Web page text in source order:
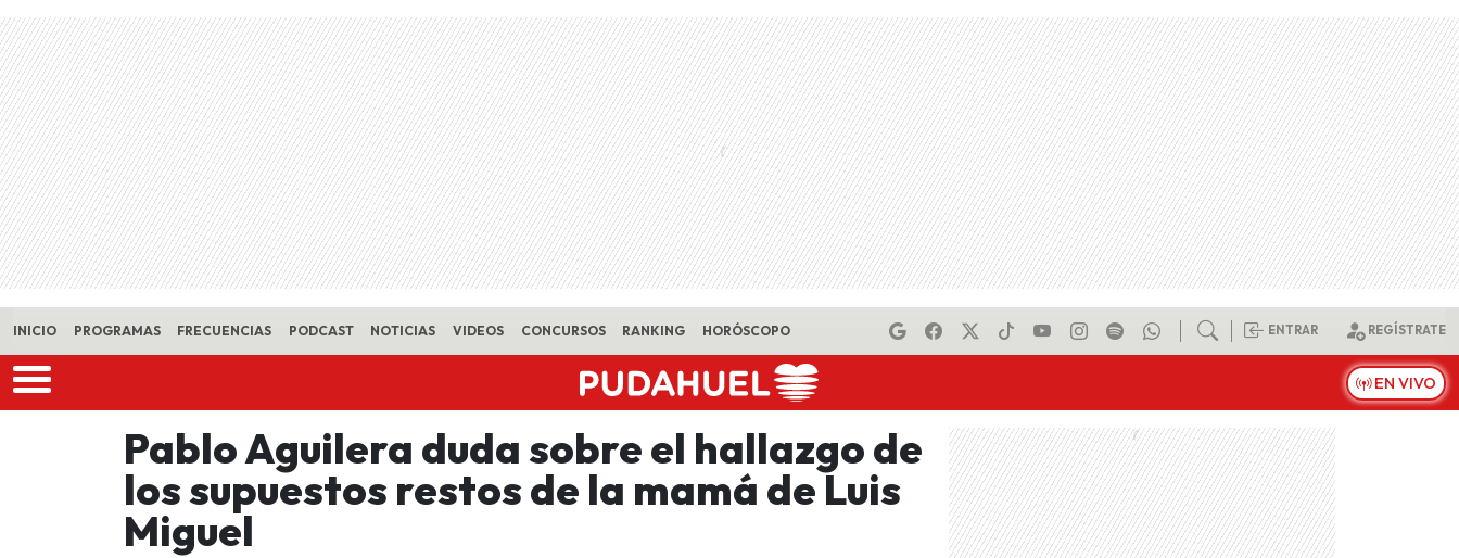
Skip to main content
INICIO PROGRAMAS FRECUENCIAS PODCAST NOTICIAS VIDEOS CONCURSOS RANKING HORÓSCOPO ENTRAR REGÍSTRATE
EN VIVO
Pablo Aguilera duda sobre el hallazgo de
los supuestos restos de la mamá de Luis
Miguel